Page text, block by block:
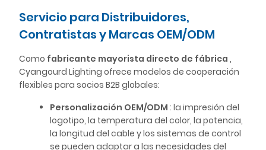
Servicio para Distribuidores,
Contratistas y Marcas OEM/ODM
Como fabricante mayorista directo de fábrica ,
Cyangourd Lighting ofrece modelos de cooperación
flexibles para socios B2B globales:
Personalización OEM/ODM : la impresión del
logotipo, la temperatura del color, la potencia,
la longitud del cable y los sistemas de control
se pueden adaptar a las necesidades del